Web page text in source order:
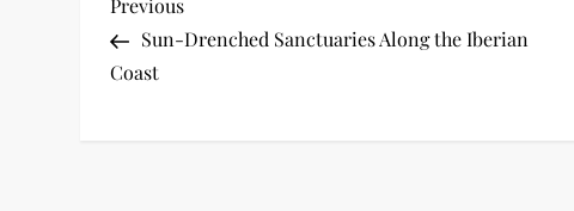
P
o
Post
Previous
Sun-Drenched Sanctuaries Along the Iberian
Coast